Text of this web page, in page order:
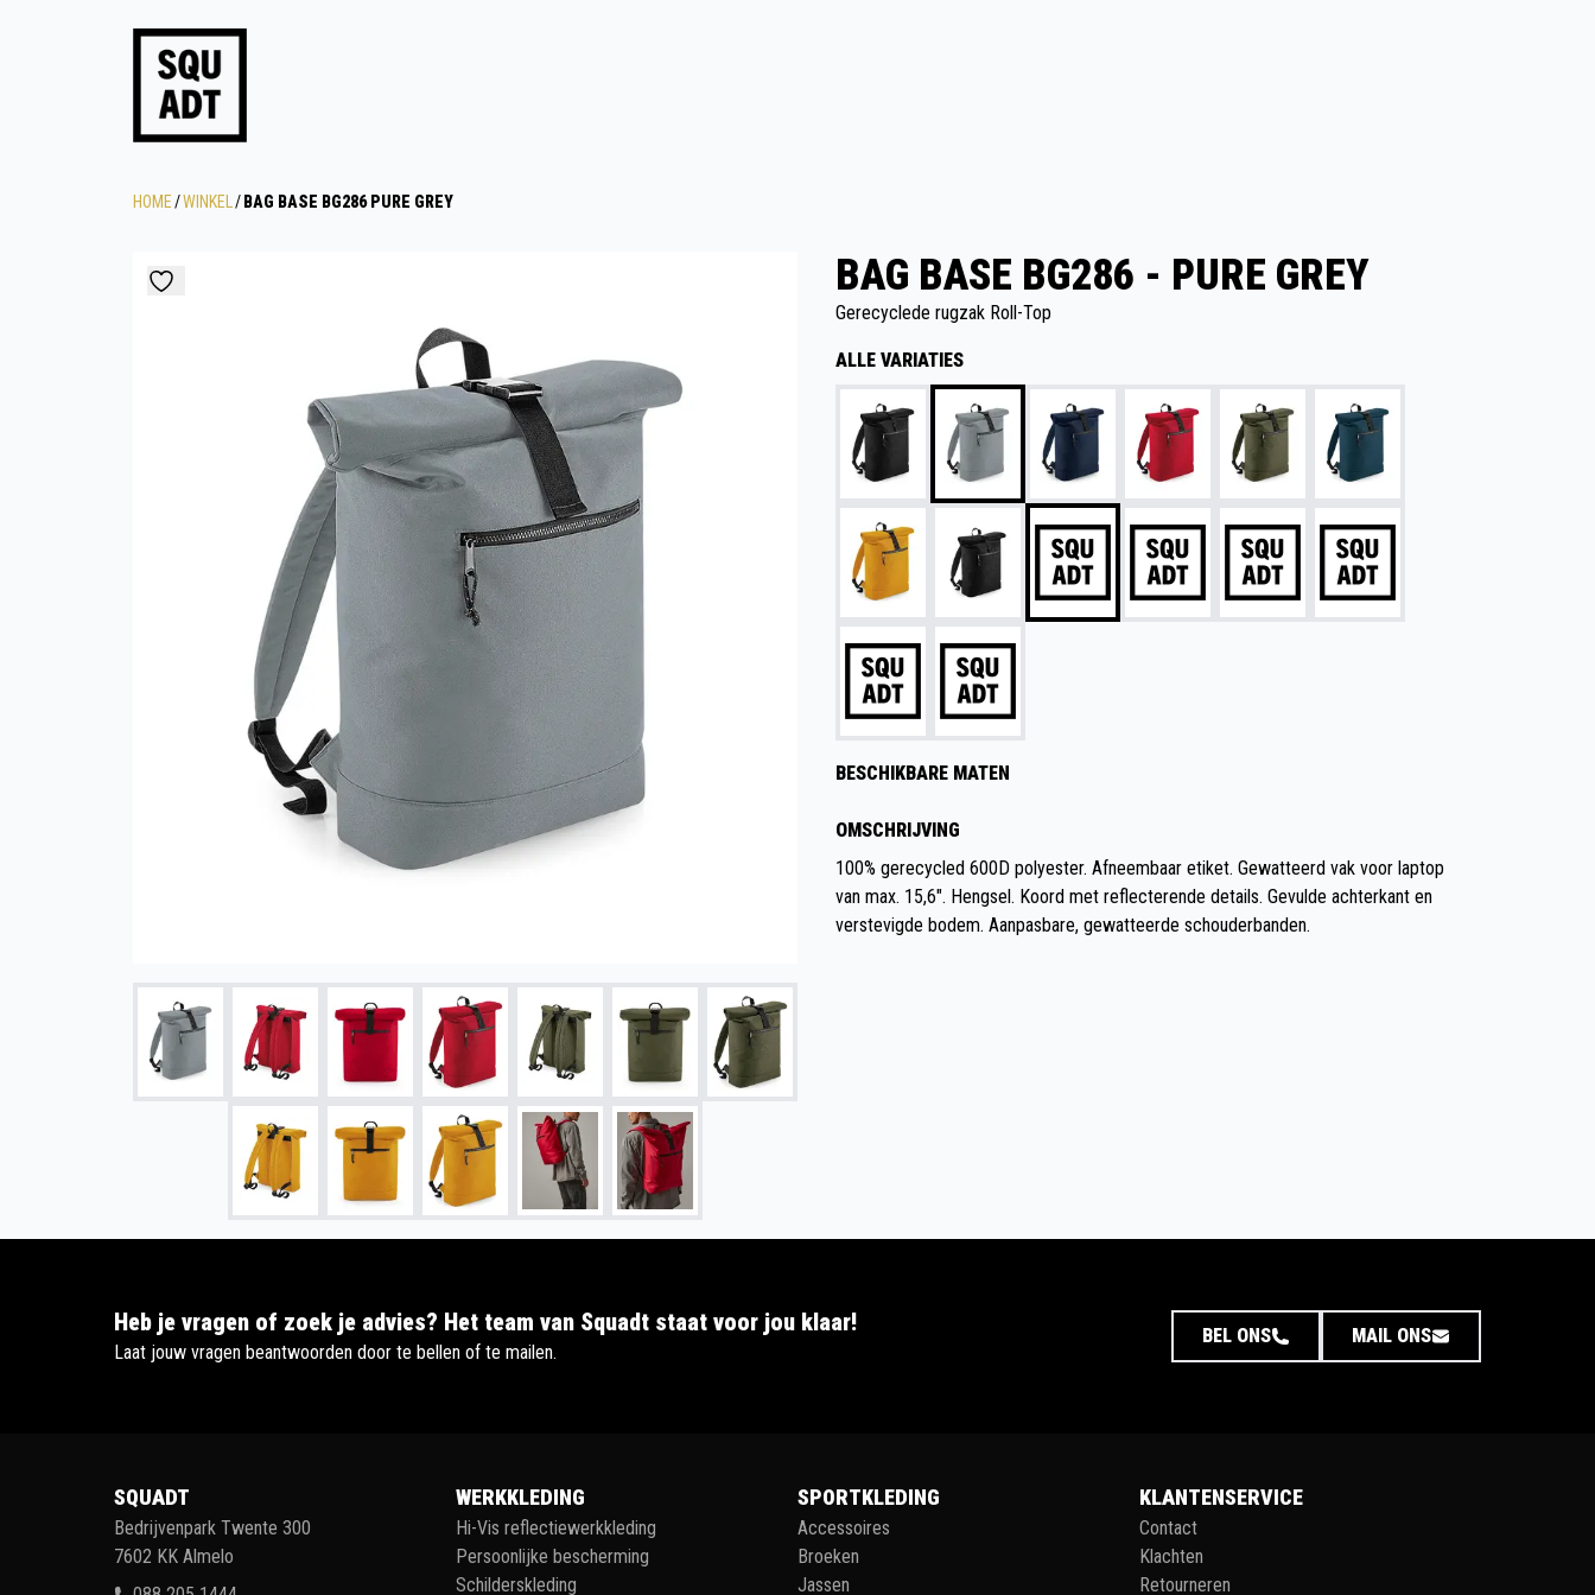
HOME/WINKEL / BAG BASE BG286 PURE GREY
BAG BASE BG286 - PURE GREY
Gerecyclede rugzak Roll-Top
ALLE VARIATIES
BESCHIKBARE MATEN
OMSCHRIJVING
100% gerecycled 600D polyester. Afneembaar etiket. Gewatteerd vak voor laptop
van max. 15,6". Hengsel. Koord met reflecterende details. Gevulde achterkant en
verstevigde bodem. Aanpasbare, gewatteerde schouderbanden.
Heb je vragen of zoek je advies? Het team van Squadt staat voor jou klaar!
Laat jouw vragen beantwoorden door te bellen of te mailen.
BEL ONS MAIL ONS
SQUADT
Bedrijvenpark Twente 300
7602 KK Almelo
WERKKLEDING
Hi-Vis reflectiewerkkleding
Persoonlijke bescherming
Schilderskleding
SPORTKLEDING
Accessoires
Broeken
Jassen
KLANTENSERVICE
Contact
Klachten
Retourneren